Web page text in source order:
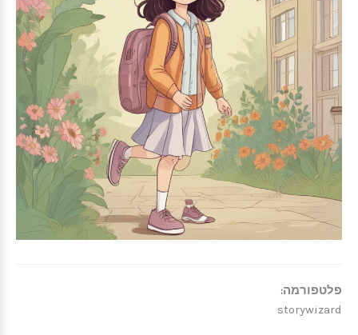
פלטפורמה:
storywizard